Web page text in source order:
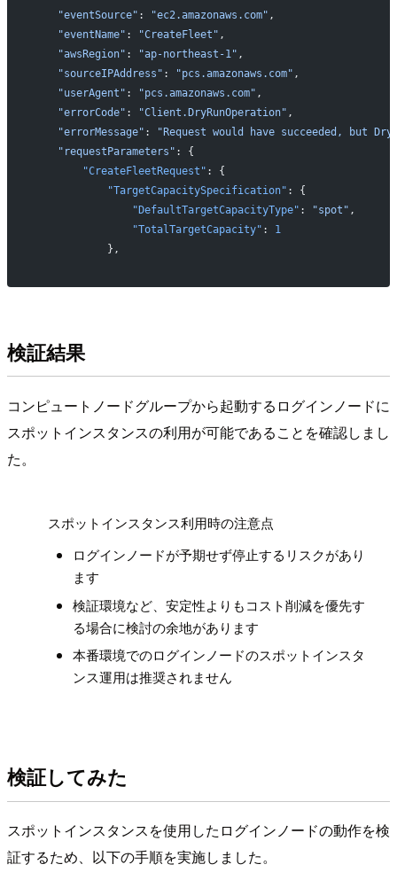
    "eventSource"
: "ec2.amazonaws.com" ,
    "eventName"
: "CreateFleet" ,
    "awsRegion"
: "ap-northeast-1" ,
    "sourceIPAddress"
: "pcs.amazonaws.com" ,
    "userAgent"
: "pcs.amazonaws.com" ,
    "errorCode"
: "Client.DryRunOperation" ,
    "errorMessage"
:
"Request would have succeeded, but
    "requestParameters"
: {
        "CreateFleetRequest"
: {
            "TargetCapacitySpecification"
: {
                "DefaultTargetCapacityType"
: "spot" ,
                "TotalTargetCapacity"
: 1
            },
検証結果
コンピュートノードグループから起動するログインノードに
スポットインスタンスの利用が可能であることを確認しまし
た。
スポットインスタンス利用時の注意点
ログインノードが予期せず停止するリスクがあり
ます
検証環境など、安定性よりもコスト削減を優先す
る場合に検討の余地があります
本番環境でのログインノードのスポットインスタ
ンス運用は推奨されません
検証してみた
スポットインスタンスを使用したログインノードの動作を検
証するため、以下の手順を実施しました。